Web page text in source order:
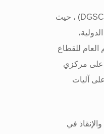
، حيث
العام للقطاع
على مركزي
آليات
في